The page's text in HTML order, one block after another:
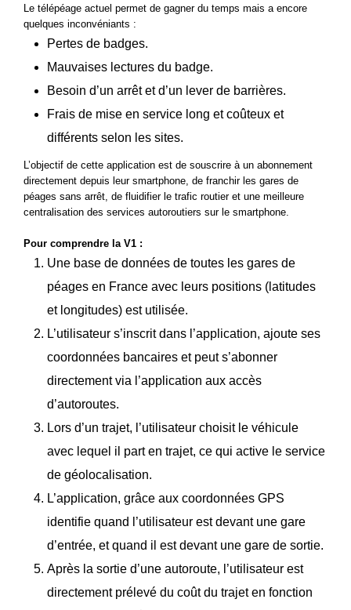
Le télépéage actuel permet de gagner du temps mais a encore
quelques inconvéniants :
Pertes de badges.
Mauvaises lectures du badge.
Besoin d’un arrêt et d’un lever de barrières.
Frais de mise en service long et coûteux et
différents selon les sites.
L’objectif de cette application est de souscrire à un abonnement
directement depuis leur smartphone, de franchir les gares de
péages sans arrêt, de fluidifier le trafic routier et une meilleure
centralisation des services autoroutiers sur le smartphone.
Pour comprendre la V1 :
Une base de données de toutes les gares de
péages en France avec leurs positions (latitudes
et longitudes) est utilisée.
L’utilisateur s’inscrit dans l’application, ajoute ses
coordonnées bancaires et peut s’abonner
directement via l’application aux accès
d’autoroutes.
Lors d’un trajet, l’utilisateur choisit le véhicule
avec lequel il part en trajet, ce qui active le service
de géolocalisation.
L’application, grâce aux coordonnées GPS
identifie quand l’utilisateur est devant une gare
d’entrée, et quand il est devant une gare de sortie.
Après la sortie d’une autoroute, l’utilisateur est
directement prélevé du coût du trajet en fonction